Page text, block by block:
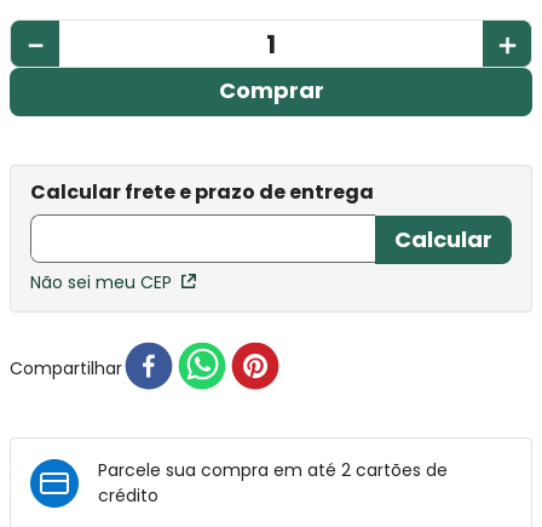
＋
－
Comprar
Não sei meu CEP
Compartilhar
Parcele sua compra em até 2 cartões de
crédito